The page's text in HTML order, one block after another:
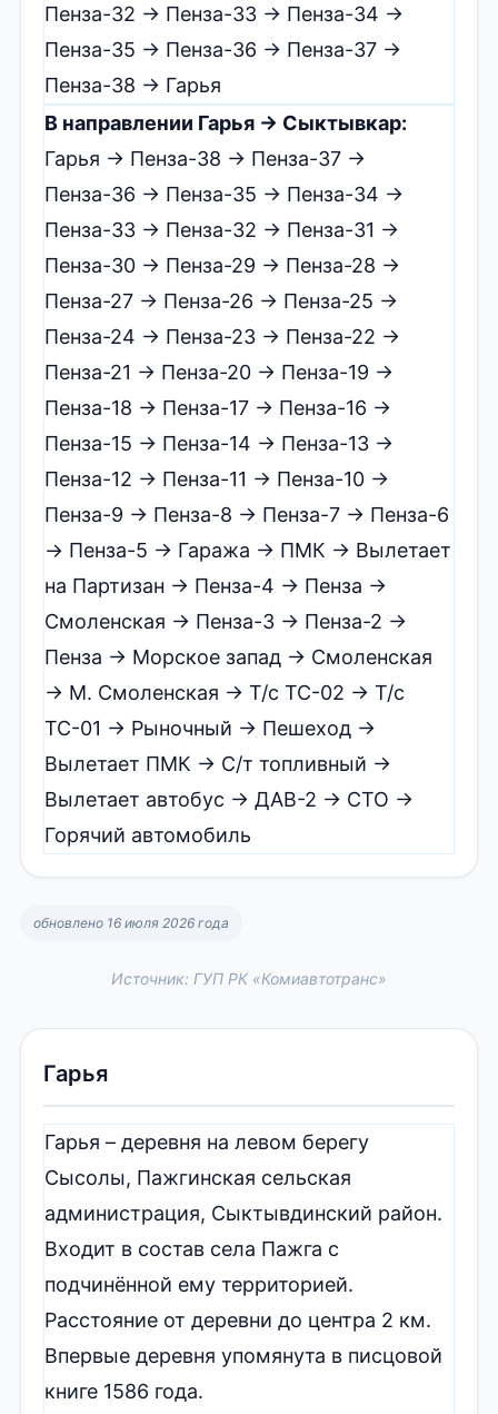
Пенза-32 → Пенза-33 → Пенза-34 →
Пенза-35 → Пенза-36 → Пенза-37 →
Пенза-38 → Гарья
В направлении Гарья → Сыктывкар:
Гарья → Пенза-38 → Пенза-37 →
Пенза-36 → Пенза-35 → Пенза-34 →
Пенза-33 → Пенза-32 → Пенза-31 →
Пенза-30 → Пенза-29 → Пенза-28 →
Пенза-27 → Пенза-26 → Пенза-25 →
Пенза-24 → Пенза-23 → Пенза-22 →
Пенза-21 → Пенза-20 → Пенза-19 →
Пенза-18 → Пенза-17 → Пенза-16 →
Пенза-15 → Пенза-14 → Пенза-13 →
Пенза-12 → Пенза-11 → Пенза-10 →
Пенза-9 → Пенза-8 → Пенза-7 → Пенза-6
→ Пенза-5 → Гаража → ПМК → Вылетает
на Партизан → Пенза-4 → Пенза →
Смоленская → Пенза-3 → Пенза-2 →
Пенза → Морское запад → Смоленская
→ М. Смоленская → Т/с ТС-02 → Т/с
ТС-01 → Рыночный → Пешеход →
Вылетает ПМК → С/т топливный →
Вылетает автобус → ДАВ-2 → СТО →
Горячий автомобиль
обновлено 16 июля 2026 года
Источник: ГУП РК «Комиавтотранс»
Гарья
Гарья – деревня на левом берегу
Сысолы, Пажгинская сельская
администрация, Сыктывдинский район.
Входит в состав села Пажга с
подчинённой ему территорией.
Расстояние от деревни до центра 2 км.
Впервые деревня упомянута в писцовой
книге 1586 года.